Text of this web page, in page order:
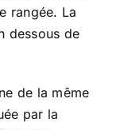
rangée. La
dessous de
de la même
par la